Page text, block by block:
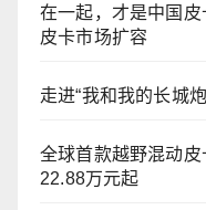
在一起，才是中国
皮卡市场扩容
走进“我和我的长城
全球首款越野混动
22.88万元起